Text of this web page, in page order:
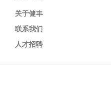
关于健丰
联系我们
人才招聘